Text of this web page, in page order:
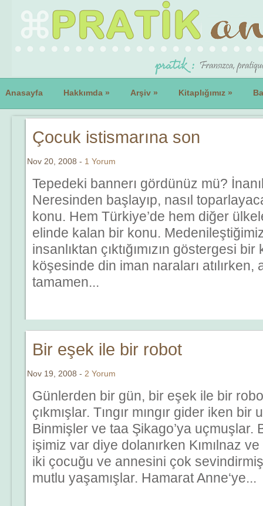
Anasayfa Hakkımda » Arşiv » Kitaplığımız »
Çocuk istismarına son
Nov 20, 2008 - 1 Yorum
Tepedeki bannerı gördünüz mü?
Neresinden başlayıp, nasıl
konu. Hem Türkiye’de hem diğer
elinde kalan bir konu.
insanlıktan çıktığımızın göstergesi
köşesinde din iman naraları atılırken,
tamamen...
Bir eşek ile bir robot
Nov 19, 2008 - 2 Yorum
Günlerden bir gün, bir eşek ile bir
çıkmışlar. Tıngır mıngır gider iken
Binmişler ve taa Şikago’ya uçmuşlar.
işimiz var diye dolanırken Kımılnaz ve
iki çocuğu ve annesini çok
mutlu yaşamışlar. Hamarat Anne‘ye...